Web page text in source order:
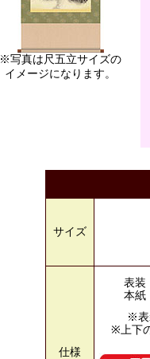
※写真は尺五立サイズの
イメージになります。
サイズ
仕様
表装 ：
本紙
※表
※上下